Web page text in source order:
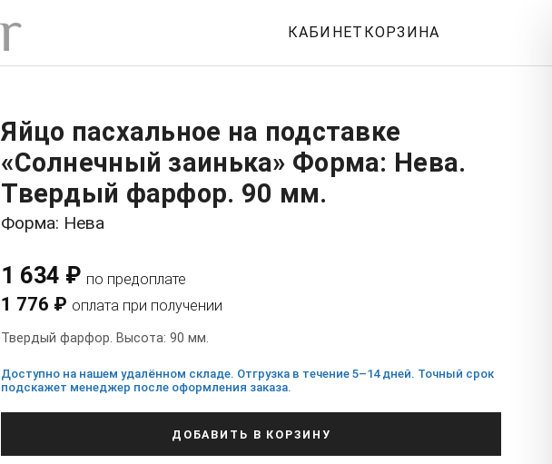
КАБИНЕТ КОРЗИНА
Яйцо пасхальное на подставке
«Солнечный заинька» Форма: Нева.
Твердый фарфор. 90 мм.
Форма: Нева
1 634 ₽ по предоплате
1 776 ₽ оплата при получении
Твердый фарфор. Высота: 90 мм.
Доступно на нашем удалённом складе. Отгрузка в течение 5–14 дней. Точный срок
подскажет менеджер после оформления заказа.
ДОБАВИТЬ В КОРЗИНУ